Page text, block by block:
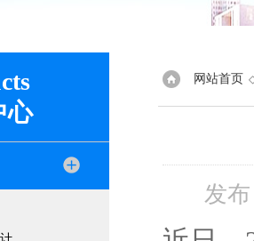
心
网站首页
发